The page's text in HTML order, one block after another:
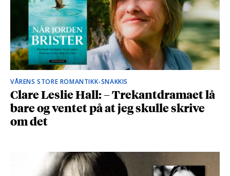
VÅRENS STORE ROMANTIKK-SNAKKIS
Clare Leslie Hall: – Trekantdramaet lå
bare og ventet på at jeg skulle skrive
om det